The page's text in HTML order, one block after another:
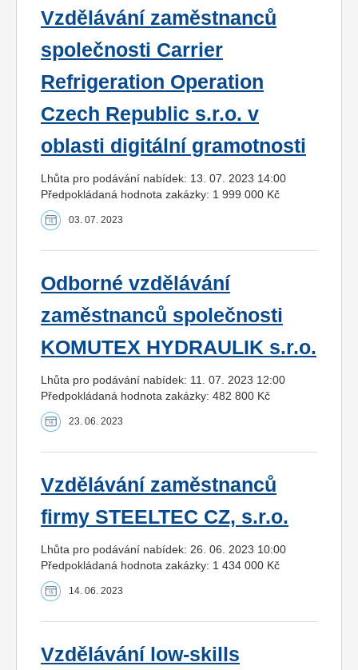
Vzdělávání zaměstnanců
společnosti Carrier
Refrigeration Operation
Czech Republic s.r.o. v
oblasti digitální gramotnosti
Lhůta pro podávání nabídek: 13. 07. 2023 14:00
Předpokládaná hodnota zakázky: 1 999 000 Kč
03. 07. 2023
Odborné vzdělávání
zaměstnanců společnosti
KOMUTEX HYDRAULIK s.r.o.
Lhůta pro podávání nabídek: 11. 07. 2023 12:00
Předpokládaná hodnota zakázky: 482 800 Kč
23. 06. 2023
Vzdělávání zaměstnanců
firmy STEELTEC CZ, s.r.o.
Lhůta pro podávání nabídek: 26. 06. 2023 10:00
Předpokládaná hodnota zakázky: 1 434 000 Kč
14. 06. 2023
Vzdělávání low-skills